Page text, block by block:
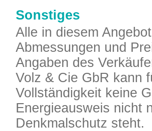
Sonstiges
Alle in diesem
Abmessungen und
Angaben des
Volz & Cie GbR kann
Vollständigkeit keine
Energieausweis nicht
Denkmalschutz steht.